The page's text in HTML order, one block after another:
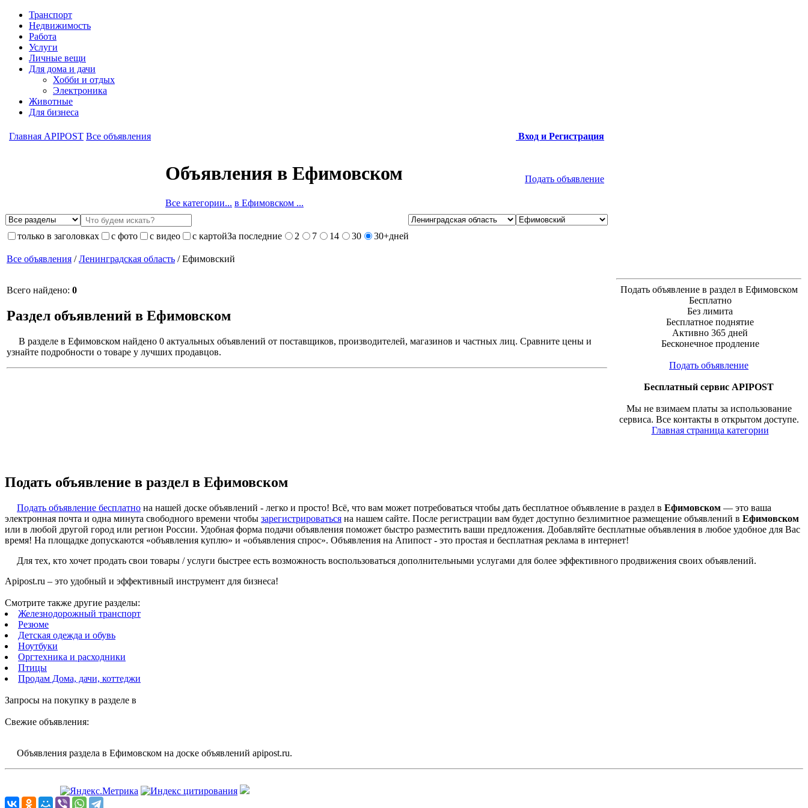
Транспорт
Недвижимость
Работа
Услуги
Личные вещи
Для дома и дачи
Хобби и отдых
Электроника
Животные
Для бизнеса
Главная APIPOST Все объявления Вход и Регистрация
Объявления в Ефимовском
Все категории... в Ефимовском ...
Подать объявление
только в заголовках с фото с видео с картойЗа последние 2 7 14 30 30+дней
Все объявления /Ленинградская область / Ефимовский
Всего найдено: 0
Раздел объявлений в Ефимовском
В разделе в Ефимовском найдено 0 актуальных объявлений от поставщиков, производителей, магазинов и частных лиц. Сравните цены и
узнайте подробности о товаре у лучших продавцов.
Подать объявление в раздел в Ефимовском
Бесплатно
Без лимита
Бесплатное поднятие
Активно 365 дней
Бесконечное продление
Подать объявление
Бесплатный сервис APIPOST
Мы не взимаем платы за использование
сервиса. Все контакты в открытом доступе.
Главная страница категории
Подать объявление в раздел в Ефимовском
Подать объявление бесплатно на нашей доске объявлений - легко и просто! Всё, что вам может потребоваться чтобы дать бесплатное объявление в раздел в Ефимовском — это ваша
электронная почта и одна минута свободного времени чтобы зарегистрироваться на нашем сайте. После регистрации вам будет доступно безлимитное размещение объявлений в Ефимовском
или в любой другой город или регион России. Удобная форма подачи объявления поможет быстро разместить ваши предложения. Добавляйте бесплатные объявления в любое удобное для Вас
время! На площадке допускаются «объявления куплю» и «объявления спрос». Объявления на Апипост - это простая и бесплатная реклама в интернет!
Для тех, кто хочет продать свои товары / услуги быстрее есть возможность воспользоваться дополнительными услугами для более эффективного продвижения своих объявлений.
Apipost.ru – это удобный и эффективный инструмент для бизнеса!
Смотрите также другие разделы:
Железнодорожный транспорт
Резюме
Детская одежда и обувь
Ноутбуки
Оргтехника и расходники
Птицы
Продам Дома, дачи, коттеджи
Запросы на покупку в разделе в
Свежие объявления:
Объявления раздела в Ефимовском на доске объявлений apipost.ru.